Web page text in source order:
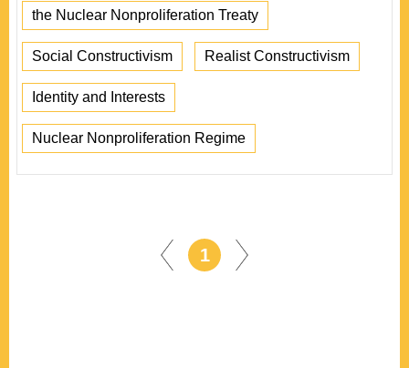
the Nuclear Nonproliferation Treaty
Social Constructivism Realist Constructivism
Identity and Interests
Nuclear Nonproliferation Regime
1